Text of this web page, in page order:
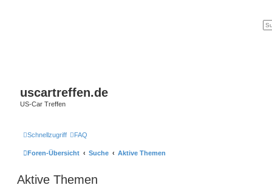
uscartreffen.de
US-Car Treffen
Schnellzugriff FAQ
Foren-Übersicht Suche Aktive Themen
Aktive Themen